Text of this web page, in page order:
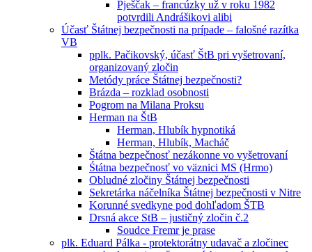
Pješčak – francúzky už v roku 1982
potvrdili Andrášikovi alibi
Účasť Štátnej bezpečnosti na prípade – falošné razítka
VB
pplk. Pačikovský, účasť ŠtB pri vyšetrovaní,
organizovaný zločin
Metódy práce Štátnej bezpečnosti?
Brázda – rozklad osobnosti
Pogrom na Milana Proksu
Herman na ŠtB
Herman, Hlubík hypnotiká
Herman, Hlubík, Macháč
Štátna bezpečnosť nezákonne vo vyšetrovaní
Śtátna bezpečnosť vo väznici MS (Hrmo)
Obludné zločiny Štátnej bezpečnosti
Sekretárka náčelníka Štátnej bezpečnosti v Nitre
Korunné svedkyne pod dohľadom ŠTB
Drsná akce StB – justičný zločin č.2
Soudce Fremr je prase
plk. Eduard Pálka - protektorátny udavač a zločinec